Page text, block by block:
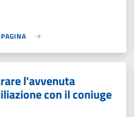
l'avvenuta
con il coniuge